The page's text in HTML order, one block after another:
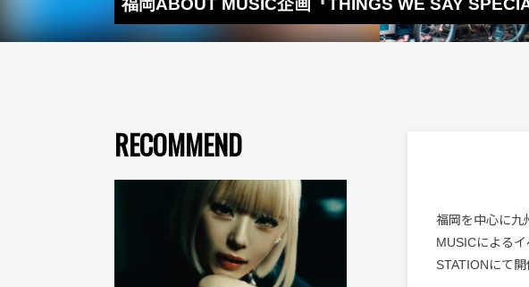
福岡ABOUT MUSIC企画『THINGS WE SAY
RECOMMEND
福岡を中心に九
MUSICによる
STATIONにて開